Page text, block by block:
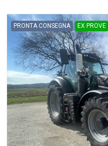
PRONTA CONSEGNA EX PROVE